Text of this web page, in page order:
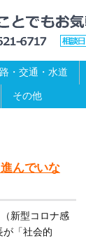
・交通・水道
その他
んでいな
新型コロナ感
が「社会的